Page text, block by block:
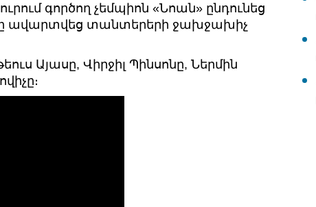
գործող չեմպիոն «Նոան» ընդունեց
ավարտվեց տանտերերի ջախջախիչ
Այասը, Վիրջիլ Պինսոնը, Ներմին